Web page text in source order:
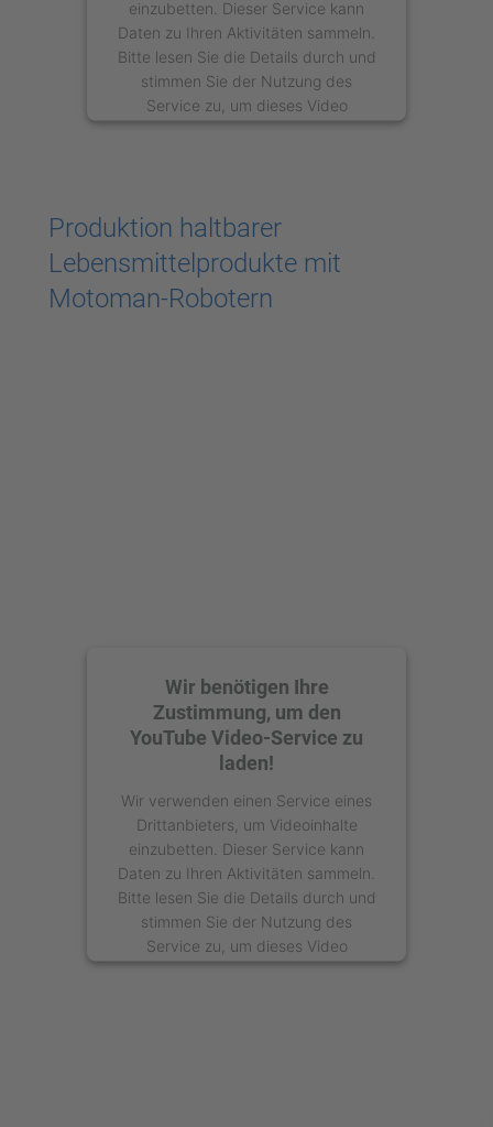
einzubetten. Dieser Service kann
Daten zu Ihren Aktivitäten sammeln.
Bitte lesen Sie die Details durch und
stimmen Sie der Nutzung des
Service zu, um dieses Video
anzusehen.
powered by
Usercentrics Consent
Management Platform
Produktion haltbarer
Lebensmittelprodukte mit
Motoman-Robotern
Wir benötigen Ihre
Zustimmung, um den
YouTube Video-Service zu
laden!
Wir verwenden einen Service eines
Drittanbieters, um Videoinhalte
einzubetten. Dieser Service kann
Daten zu Ihren Aktivitäten sammeln.
Bitte lesen Sie die Details durch und
stimmen Sie der Nutzung des
Service zu, um dieses Video
anzusehen.